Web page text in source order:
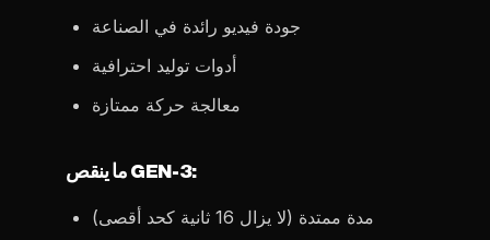
جودة فيديو رائدة في الصناعة
أدوات توليد احترافية
معالجة حركة ممتازة
ما ينقص GEN-3:
مدة ممتدة (لا يزال 16 ثانية كحد أقصى)